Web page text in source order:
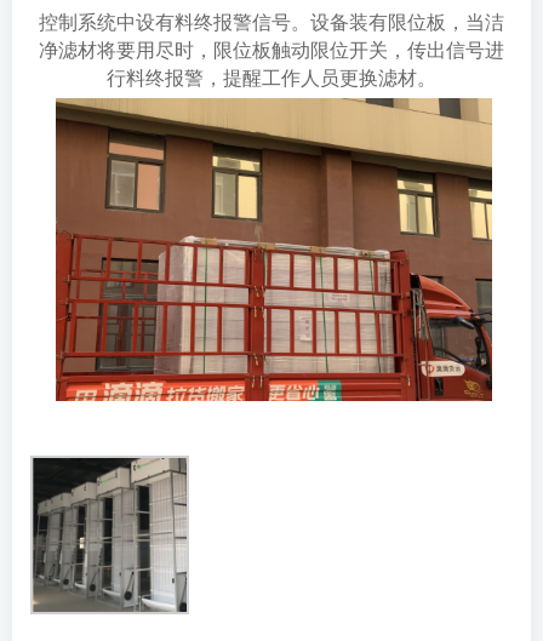
控制系统中设有料终报警信号。设备装有限位板，当洁
净滤材将要用尽时，限位板触动限位开关，传出信号进
行料终报警，提醒工作人员更换滤材。